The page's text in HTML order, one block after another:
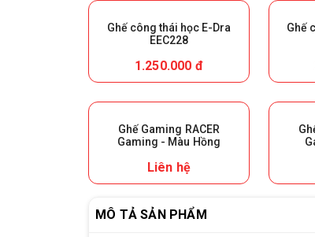
Ghế công thái học E-Dra
EEC228
1.250.000 đ
Ghế
Ghế Gaming RACER
Gaming - Màu Hồng
Liên hệ
MÔ TẢ SẢN PHẨM